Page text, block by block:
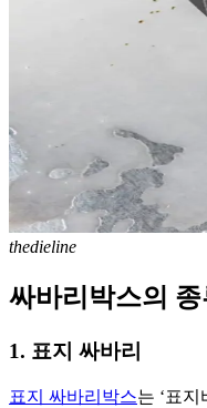
thedieline
싸바리박스의 종
1. 표지 싸바리
표지 싸바리박스는 ‘표